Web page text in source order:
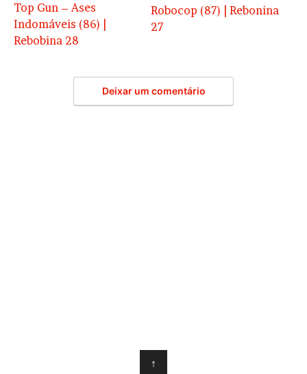
Top Gun – Ases
Indomáveis (86) |
Rebobina 28
Robocop (87) | Rebonina
27
Deixar um comentário
↑